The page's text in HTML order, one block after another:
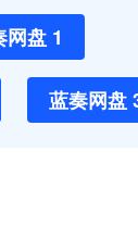
网盘 1
蓝奏网盘